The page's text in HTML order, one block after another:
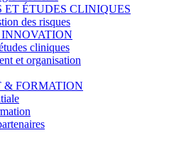
ET ÉTUDES CLINIQUES
des risques
cliniques
et organisation
& FORMATION